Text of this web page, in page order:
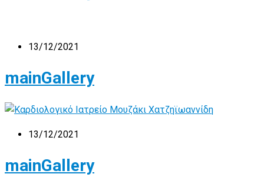
13/12/2021
mainGallery
13/12/2021
mainGallery